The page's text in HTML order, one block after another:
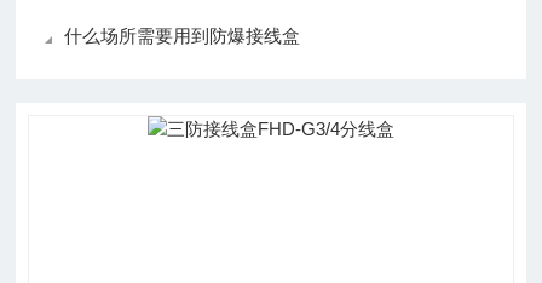
什么场所需要用到防爆接线盒